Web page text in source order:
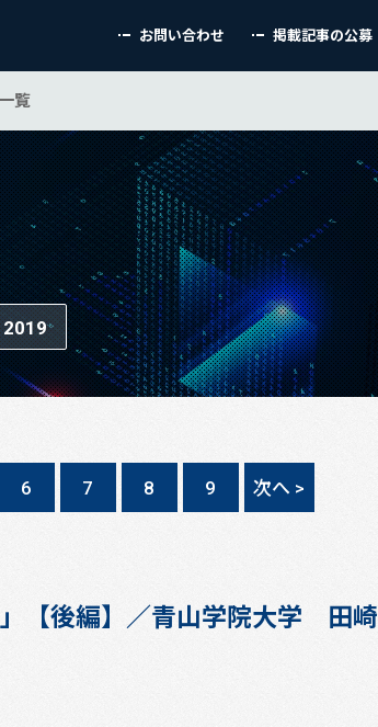
お問い合わせ 掲載記事の公募
覧
2019
6 7 8 9 次へ >
【後編】／青山学院大学 田崎